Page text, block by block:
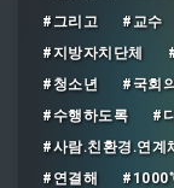
#그리고
#교수
#지방자치단체
#청소년
#국회
#수행하도록
#
#사람․친환경․연계
#연결해